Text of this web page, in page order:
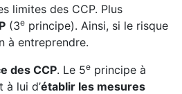
limites des CCP. Plus
(3e principe). Ainsi, si le risque
à entreprendre.
des CCP. Le 5e principe à
lui d’établir les mesures